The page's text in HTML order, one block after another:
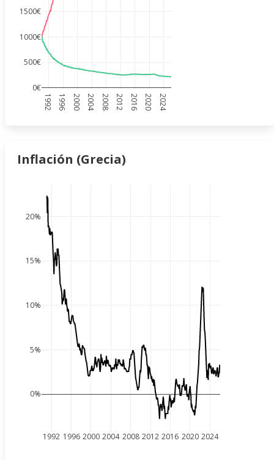
1992 1996 2000 2004 2008 2012 2016 2020 2024
0€
500€
1000€
1500€
Inflación (Grecia)
1992 1996 2000 2004 2008 2012 2016 2020 2024
0%
5%
10%
15%
20%